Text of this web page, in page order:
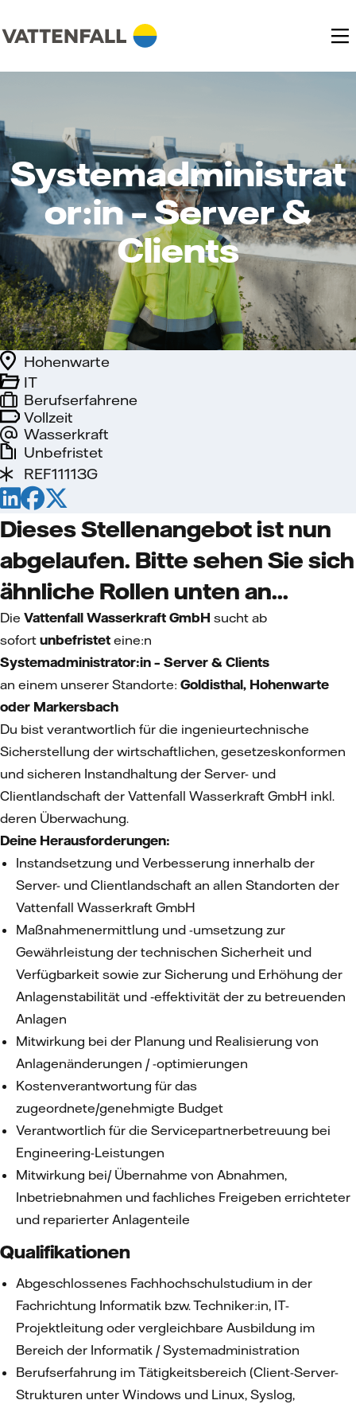
Systemadministrat
or:in – Server &
Clients
Vollzeit
Wasserkraft
IT
Hohenwarte
Berufserfahrene
Unbefristet
REF11113G
Dieses Stellenangebot ist nun
abgelaufen. Bitte sehen Sie sich
ähnliche Rollen unten an...
Die Vattenfall Wasserkraft GmbH sucht ab
sofort unbefristet eine:n
Systemadministrator:in – Server & Clients
an einem unserer Standorte: Goldisthal, Hohenwarte
oder Markersbach
Du bist verantwortlich für die ingenieurtechnische
Sicherstellung der wirtschaftlichen, gesetzeskonformen
und sicheren Instandhaltung der Server- und
Clientlandschaft der Vattenfall Wasserkraft GmbH inkl.
deren Überwachung.
Deine Herausforderungen:
Instandsetzung und Verbesserung innerhalb der
Server- und Clientlandschaft an allen Standorten der
Vattenfall Wasserkraft GmbH
Maßnahmenermittlung und -umsetzung zur
Gewährleistung der technischen Sicherheit und
Verfügbarkeit sowie zur Sicherung und Erhöhung der
Anlagenstabilität und ‑effektivität der zu betreuenden
Anlagen
Mitwirkung bei der Planung und Realisierung von
Anlagenänderungen / -optimierungen
Kostenverantwortung für das
zugeordnete/genehmigte Budget
Verantwortlich für die Servicepartnerbetreuung bei
Engineering-Leistungen
Mitwirkung bei/ Übernahme von Abnahmen,
Inbetriebnahmen und fachliches Freigeben errichteter
und reparierter Anlagenteile
Qualifikationen
Abgeschlossenes Fachhochschulstudium in der
Fachrichtung Informatik bzw. Techniker:in, IT-
Projektleitung oder vergleichbare Ausbildung im
Bereich der Informatik / Systemadministration
Berufserfahrung im Tätigkeitsbereich (Client-Server-
Strukturen unter Windows und Linux, Syslog,